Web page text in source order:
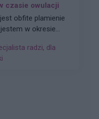
czasie owulacji
obfite plamienie
w okresie
świeżą krwią.
i zastanawiam
uwagę i czy jest
25.05 miałam
były ok.
radzi, dla